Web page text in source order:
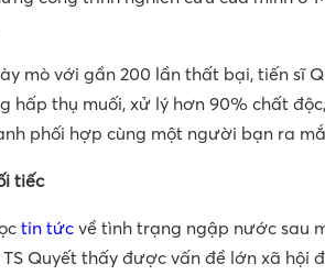
mò với gần 200 lần thất bại, tiến sĩ
hấp thụ muối, xử lý hơn 90% chất
phối hợp cùng một người bạn ra
tiếc
tin tức về tình trạng ngập nước sau
TS Quyết thấy được vấn đề lớn xã hội